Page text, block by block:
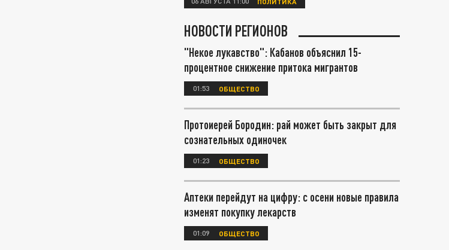
НОВОСТИ РЕГИОНОВ
"Некое лукавство": Кабанов объяснил 15-
процентное снижение притока мигрантов
01:53 ОБЩЕСТВО
Протоиерей Бородин: рай может быть закрыт для
сознательных одиночек
01:23 ОБЩЕСТВО
Аптеки перейдут на цифру: с осени новые правила
изменят покупку лекарств
01:09 ОБЩЕСТВО